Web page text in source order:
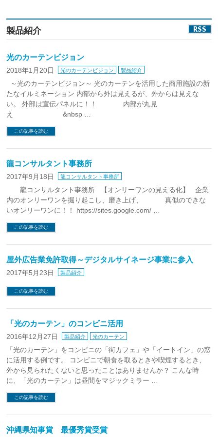
製品紹介 RSS
光のカーテンビジョン
2018年1月20日 光のカーテンビジョン 製品紹介
～光のカーテンビジョン～ 光のカーテンを活用した商用施設の新
たなイルミネーション 内部から外は見えるが、外からは見えな
い。 外部は宣伝パネルに！！ 内部が丸見
え &nbsp …
この記事を読む
龍コンサルタント事務所
2017年9月18日 龍コンサルタント事務所
龍コンサルタント事務所 【オンリーワンの見える化】 企業
内のオンリーワンを掘り起こし、磨き上げ、 真似のできな
いオンリーワンに！！ https://sites.google.com/ …
この記事を読む
屋外広告業免許取得～デジタルサイネージ事業に参入
2017年5月23日 製品紹介
この記事を読む
「光のカーテン」のコンビニ活用
2016年12月27日 製品紹介 光のカーテン
「光のカーテン」をコンビニの「街カフェ」や「イートイン」の窓
に活用する例です。 コンビニで朝食を取るときや喫煙するとき、
外から見られたくないと思ったことはありませんか？ こんな時
に、「光のカーテン」は昼間をマジックミラー …
この記事を読む
沖縄県知事賞 最優秀賞受賞